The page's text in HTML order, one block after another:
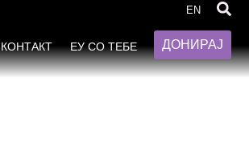
EN
КОНТАКТ ЕУ СО ТЕБЕ ДОНИРАЈ